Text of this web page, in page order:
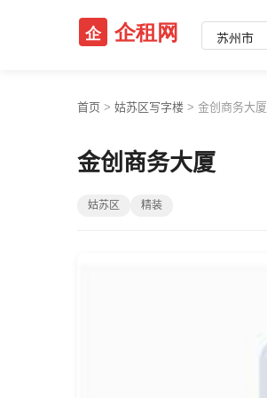
首页 > 姑苏区写字楼 > 金创商务大厦
金创商务大厦
姑苏区 精装